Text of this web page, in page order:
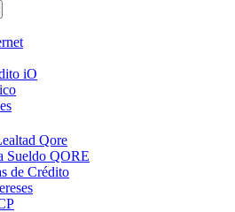
iO
Qore
Sueldo QORE
de Crédito